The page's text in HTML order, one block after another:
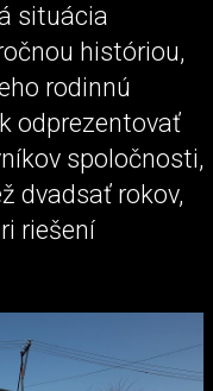
situácia
históriou,
rodinnú
odprezentovať
spoločnosti,
dvadsať rokov,
riešení